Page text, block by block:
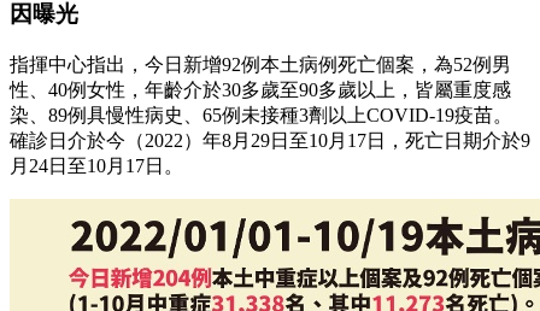
因曝光
指揮中心指出，今日新增92例本土病例死亡個案，為52例男
性、40例女性，年齡介於30多歲至90多歲以上，皆屬重度感
染、89例具慢性病史、65例未接種3劑以上COVID-19疫苗。
確診日介於今（2022）年8月29日至10月17日，死亡日期介於9
月24日至10月17日。